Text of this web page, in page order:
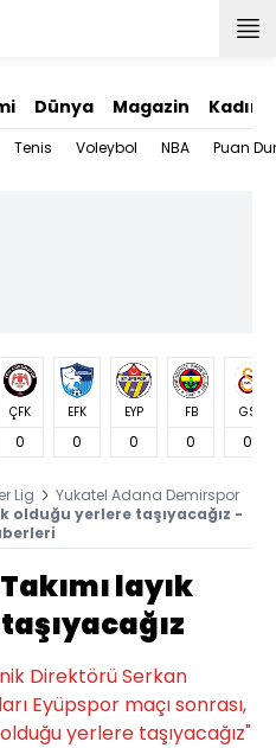
Dünya Magazin Kadın
Tenis Voleybol NBA Puan
ÇFK
0
EFK
0
EYP
0
FB
0
GS
0
Lig
Yukatel Adana Demirspor
olduğu yerlere taşıyacağız -
layık
Direktörü Serkan
Eyüpspor maçı sonrası,
olduğu yerlere taşıyacağız"